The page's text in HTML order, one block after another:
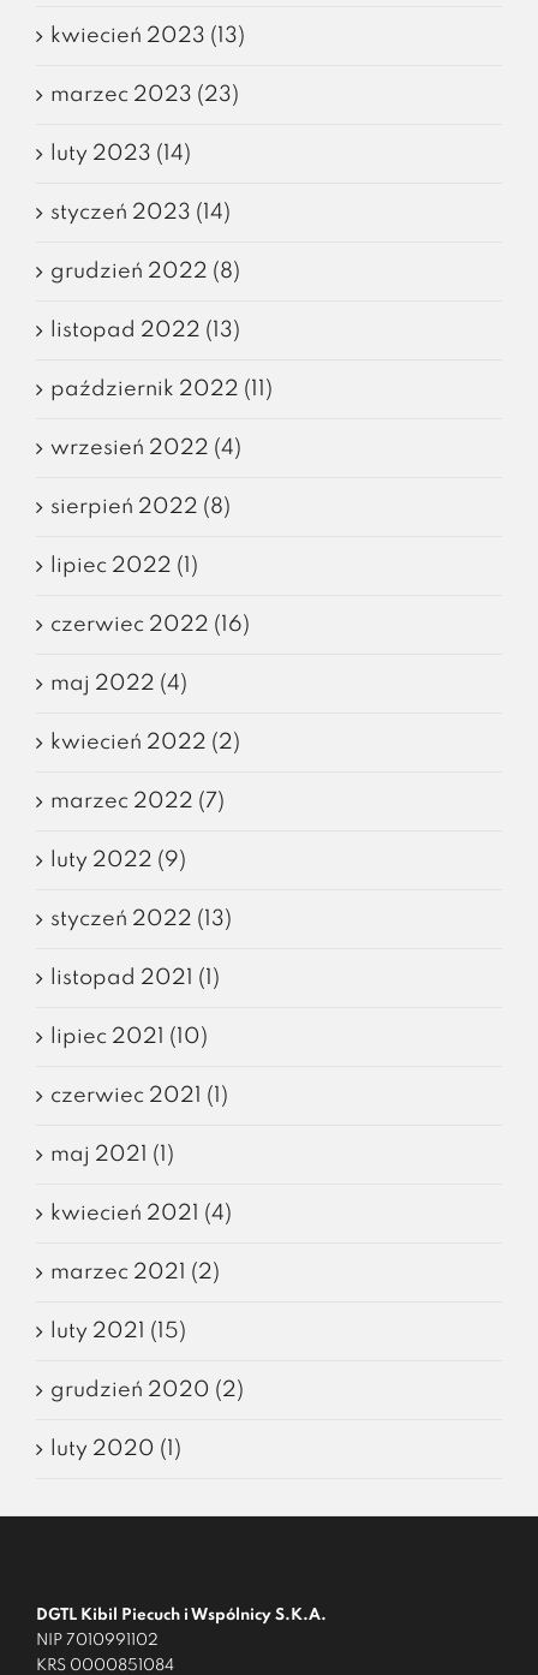
kwiecień 2023 (13)
marzec 2023 (23)
luty 2023 (14)
styczeń 2023 (14)
grudzień 2022 (8)
listopad 2022 (13)
październik 2022 (11)
wrzesień 2022 (4)
sierpień 2022 (8)
lipiec 2022 (1)
czerwiec 2022 (16)
maj 2022 (4)
kwiecień 2022 (2)
marzec 2022 (7)
luty 2022 (9)
styczeń 2022 (13)
listopad 2021 (1)
lipiec 2021 (10)
czerwiec 2021 (1)
maj 2021 (1)
kwiecień 2021 (4)
marzec 2021 (2)
luty 2021 (15)
grudzień 2020 (2)
luty 2020 (1)
DGTL Kibil Piecuch i Wspólnicy S.K.A.
NIP 7010991102
KRS 0000851084